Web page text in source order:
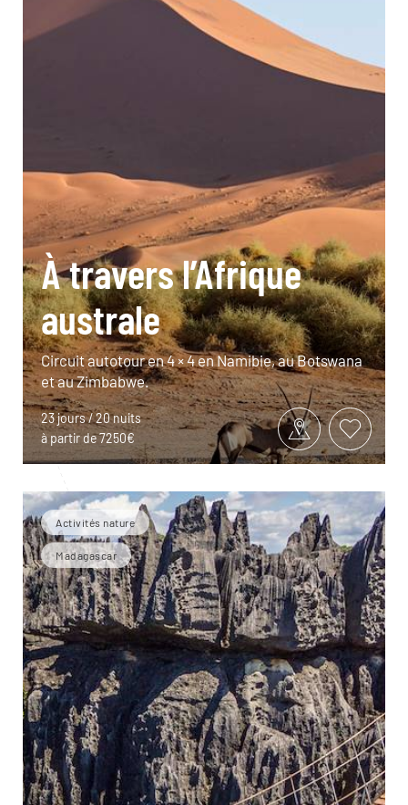
À travers l’Afrique
australe
Circuit autotour en 4 × 4 en Namibie, au Botswana
et au Zimbabwe.
23 jours / 20 nuits
à partir de 7250€
Activités nature
Madagascar